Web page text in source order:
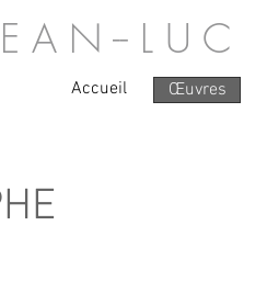
E A N -- L U C
Œuvres
Accueil